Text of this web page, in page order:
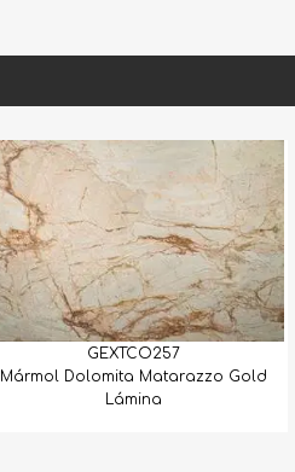
GEXTCO257
Mármol Dolomita Matarazzo Gold
Lámina